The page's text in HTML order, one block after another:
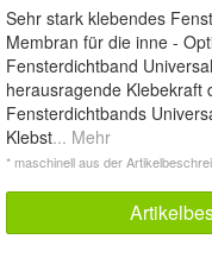
Sehr stark klebendes
Membran für die inne -
Fensterdichtband
herausragende Klebekraft
Fensterdichtbands
Klebst... Mehr
* maschinell aus der